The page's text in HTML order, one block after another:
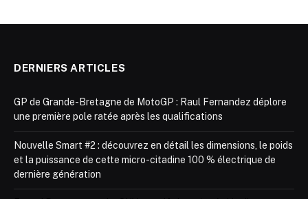
DERNIERS ARTICLES
GP de Grande-Bretagne de MotoGP : Raul Fernandez déplore
une première pole ratée après les qualifications
Nouvelle Smart #2 : découvrez en détail les dimensions, le poids
et la puissance de cette micro-citadine 100 % électrique de
dernière génération